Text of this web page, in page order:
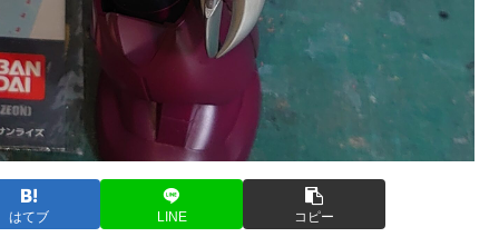
はてブ LINE コピー